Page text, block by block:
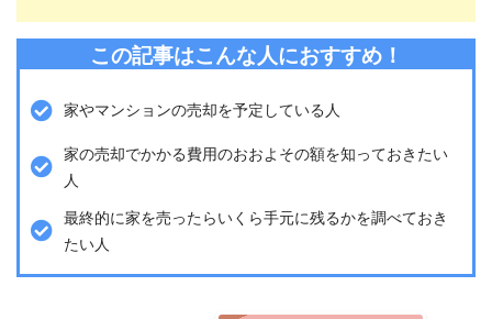
この記事はこんな人におすすめ！
家やマンションの売却を予定している人
家の売却でかかる費用のおおよその額を知っておきたい
人
最終的に家を売ったらいくら手元に残るかを調べておき
たい人